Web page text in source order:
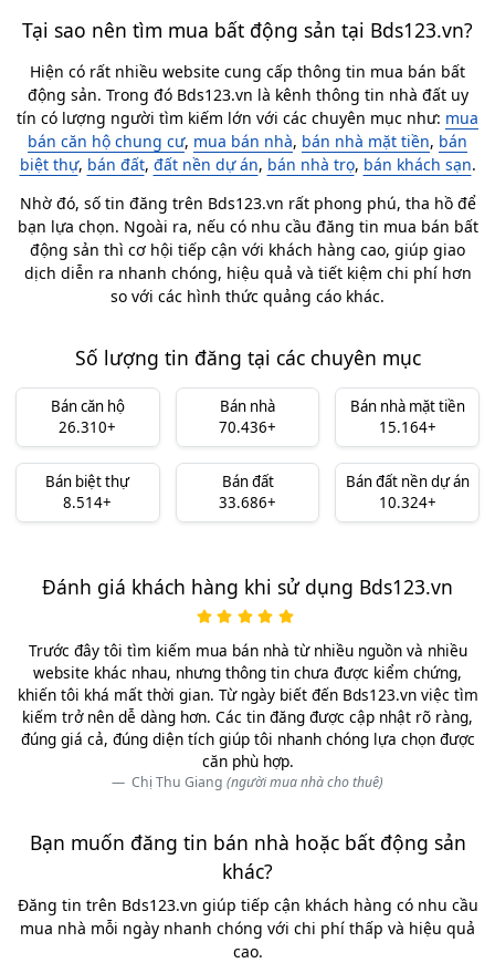
Tại sao nên tìm mua bất động sản tại Bds123.vn?
Hiện có rất nhiều website cung cấp thông tin mua bán bất
động sản. Trong đó Bds123.vn là kênh thông tin nhà đất uy
tín có lượng người tìm kiếm lớn với các chuyên mục như: mua
bán căn hộ chung cư, mua bán nhà, bán nhà mặt tiền, bán
biệt thự, bán đất, đất nền dự án, bán nhà trọ, bán khách sạn.
Nhờ đó, số tin đăng trên Bds123.vn rất phong phú, tha hồ để
bạn lựa chọn. Ngoài ra, nếu có nhu cầu đăng tin mua bán bất
động sản thì cơ hội tiếp cận với khách hàng cao, giúp giao
dịch diễn ra nhanh chóng, hiệu quả và tiết kiệm chi phí hơn
so với các hình thức quảng cáo khác.
Số lượng tin đăng tại các chuyên mục
Bán căn hộ
26.310+
Bán nhà
70.436+
Bán nhà mặt tiền
15.164+
Bán biệt thự
8.514+
Bán đất
33.686+
Bán đất nền dự án
10.324+
Đánh giá khách hàng khi sử dụng Bds123.vn
Trước đây tôi tìm kiếm mua bán nhà từ nhiều nguồn và nhiều
website khác nhau, nhưng thông tin chưa được kiểm chứng,
khiến tôi khá mất thời gian. Từ ngày biết đến Bds123.vn việc tìm
kiếm trở nên dễ dàng hơn. Các tin đăng được cập nhật rõ ràng,
đúng giá cả, đúng diện tích giúp tôi nhanh chóng lựa chọn được
căn phù hợp.
Chị Thu Giang (người mua nhà cho thuê)
Bạn muốn đăng tin bán nhà hoặc bất động sản
khác?
Đăng tin trên Bds123.vn giúp tiếp cận khách hàng có nhu cầu
mua nhà mỗi ngày nhanh chóng với chi phí thấp và hiệu quả
cao.